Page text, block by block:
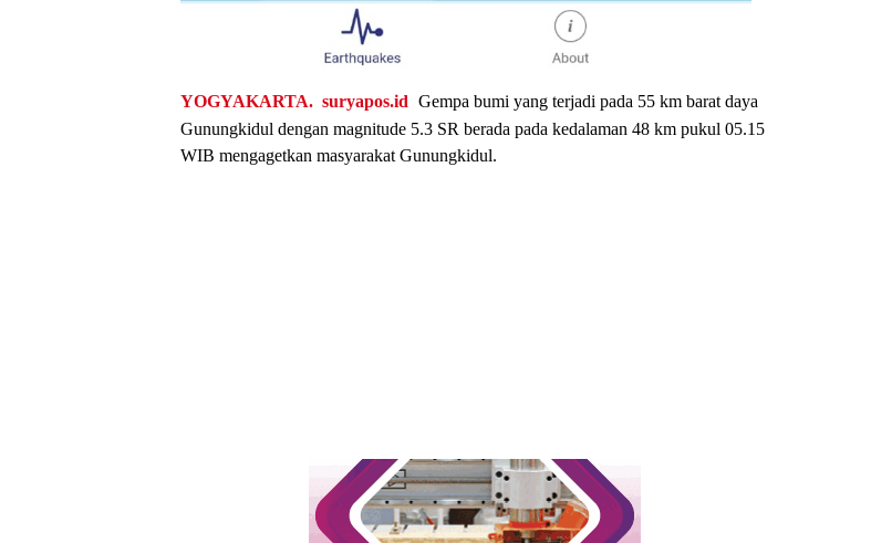
YOGYAKARTA. suryapos.id Gempa bumi yang terjadi pada 55 km barat daya
Gunungkidul dengan magnitude 5.3 SR berada pada kedalaman 48 km pukul 05.15
WIB mengagetkan masyarakat Gunungkidul.